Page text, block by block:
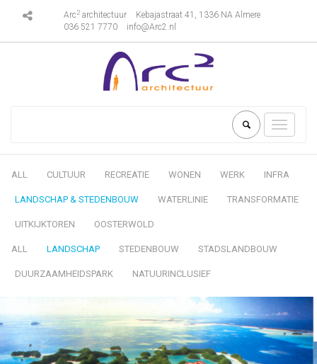
Arc 2architectuur
Kebajastraat 41, 1336 NA Almere
036 521 7770
info@Arc2.nl
Toggle
ALL CULTUUR RECREATIE WONEN WERK INFRA
LANDSCHAP & STEDENBOUW WATERLINIE TRANSFORMATIE
UITKIJKTOREN OOSTERWOLD
ALL LANDSCHAP STEDENBOUW STADSLANDBOUW
DUURZAAMHEIDSPARK NATUURINCLUSIEF